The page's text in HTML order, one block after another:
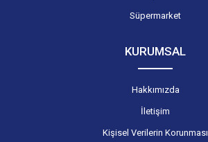
Süpermarket
KURUMSAL
Hakkımızda
İletişim
Kişisel Verilerin Korunması